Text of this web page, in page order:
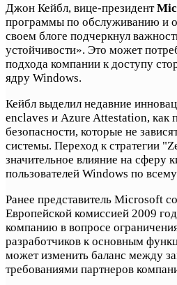
Джон Кейбл, вице-президент
программы по обслуживанию и
своем блоге подчеркнул
устойчивости». Это может
подхода компании к доступу
ядру Windows.
Кейбл выделил недавние
enclaves и Azure Attestation, как
безопасности, которые не
системы. Переход к стратегии
значительное влияние на сферу
пользователей Windows по
Ранее представитель Microsoft
Европейской комиссией 2009
компанию в вопросе
разработчиков к основным
может изменить баланс между
требованиями партнеров